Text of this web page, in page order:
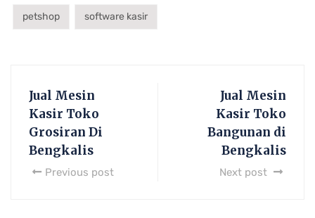
petshop software kasir
Jual Mesin
Kasir Toko
Grosiran Di
Bengkalis
Previous post
Jual Mesin
Kasir Toko
Bangunan di
Bengkalis
Next post